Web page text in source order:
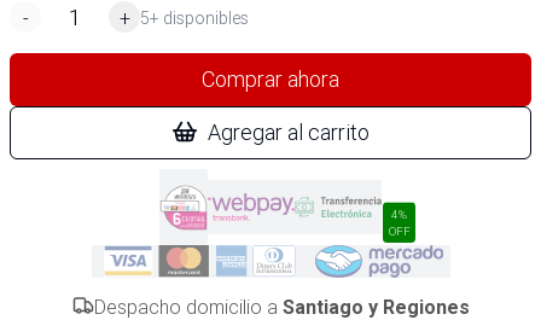
-
+ 5+ disponibles
Comprar ahora
Agregar al carrito
4%
OFF
Despacho domicilio a Santiago y Regiones